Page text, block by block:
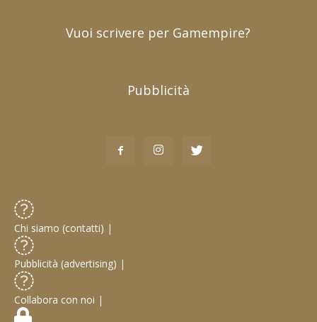
Vuoi scrivere per Gamempire?
Pubblicità
Chi siamo (contatti) |
Pubblicità (advertising) |
Collabora con noi |